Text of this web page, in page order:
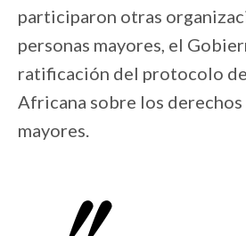
participaron otras
personas mayores, el
ratificación del protocolo
Africana sobre los derechos
mayores.